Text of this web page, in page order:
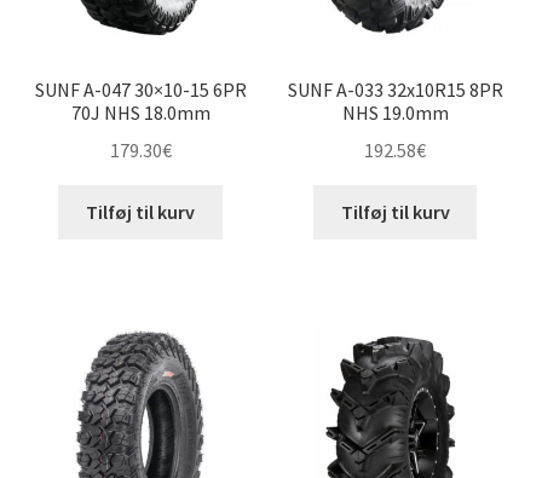
SUNF A-047 30×10-15 6PR
70J NHS 18.0mm
179.30€
Tilføj til kurv
SUNF A-033 32x10R15 8PR
NHS 19.0mm
192.58€
Tilføj til kurv